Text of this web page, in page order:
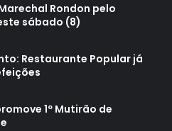
Rondon pelo
sábado (8)
Restaurante Popular já
1º Mutirão de